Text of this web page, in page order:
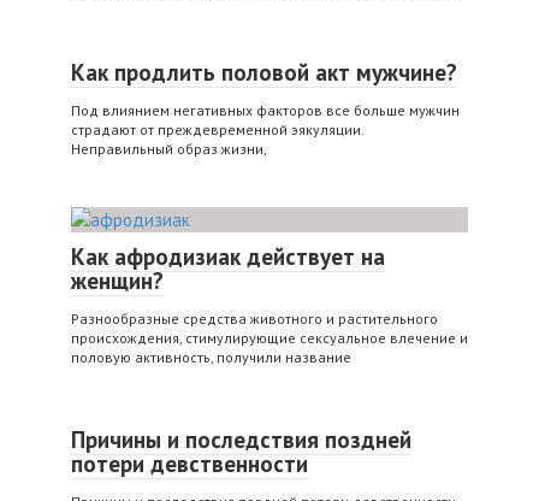
Как продлить половой акт мужчине?
Под влиянием негативных факторов все больше мужчин
страдают от преждевременной эякуляции.
Неправильный образ жизни,
Как афродизиак действует на
женщин?
Разнообразные средства животного и растительного
происхождения, стимулирующие сексуальное влечение и
половую активность, получили название
Причины и последствия поздней
потери девственности